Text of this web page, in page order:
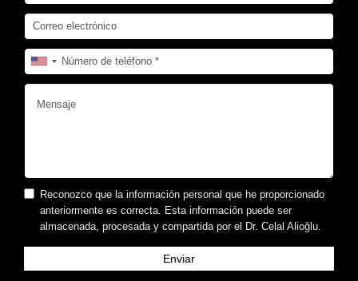
Reconozco que la información personal que he proporcionado
anteriormente es correcta. Esta información puede ser
almacenada, procesada y compartida por el Dr. Celal Alioğlu.